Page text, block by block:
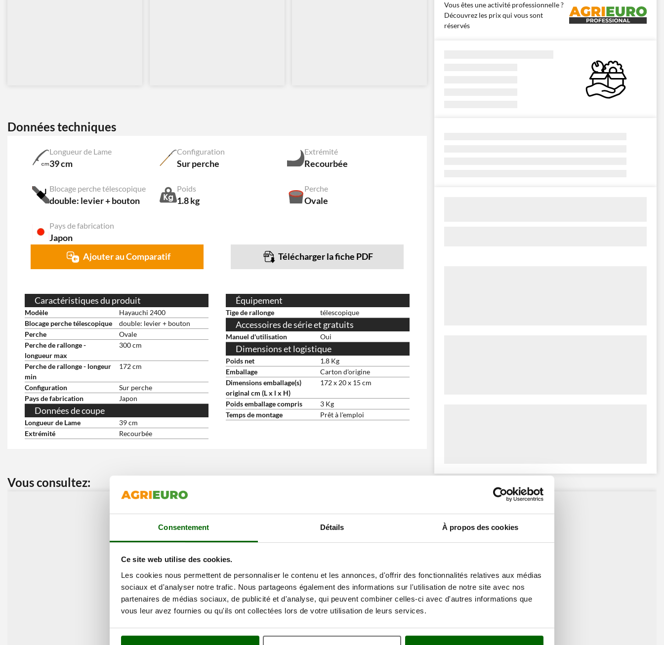
Consentement Détails À propos des cookies
Ce site web utilise des cookies.
Les cookies nous permettent de personnaliser le contenu et les annonces, d'offrir des fonctionnalités relatives aux médias
sociaux et d'analyser notre trafic. Nous partageons également des informations sur l'utilisation de notre site avec nos
partenaires de médias sociaux, de publicité et d'analyse, qui peuvent combiner celles-ci avec d'autres informations que
vous leur avez fournies ou qu'ils ont collectées lors de votre utilisation de leurs services.
Données techniques
Longueur de Lame
39 cm
Configuration
Sur perche
Extrémité
Recourbée
Blocage perche télescopique
double: levier + bouton
Poids
1.8 kg
Perche
Ovale
Pays de fabrication
Japon
Ajouter au Comparatif Télécharger la fiche PDF
Caractéristiques du produit
Modèle
Hayauchi 2400
Blocage perche télescopique
double: levier + bouton
Perche
Ovale
Perche de rallonge -
longueur max
300 cm
Perche de rallonge - longeur
min
172 cm
Configuration
Sur perche
Pays de fabrication
Japon
Données de coupe
Longueur de Lame
39 cm
Extrémité
Recourbée
Équipement
Tige de rallonge télescopique
Accessoires de série et gratuits
Manuel d'utilisation Oui
Dimensions et logistique
Poids net
1.8 Kg
Emballage
Carton d'origine
Dimensions emballage(s)
original cm (L x l x H)
172 x 20 x 15 cm
Poids emballage compris
3 Kg
Temps de montage
Prêt à l'emploi
Vous êtes une activité professionnelle ?
Découvrez les prix qui vous sont
réservés
Vous consultez: